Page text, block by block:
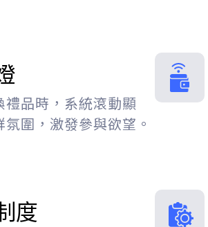
品時，系統滾動顯
圍，激發參與欲望。
度